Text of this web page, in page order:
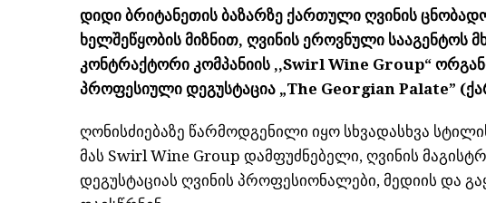
დიდი ბრიტანეთის ბაზარზე ქართული ღვინის
ხელშეწყობის მიზნით, ღვინის ეროვნული სააგენტოს
კონტრაქტორი კომპანიის ,,Swirl Wine Group“
პროფესიული დეგუსტაცია „The Georgian Palate”
ღონისძიებაზე წარმოდგენილი იყო სხვადასხვა
მას Swirl Wine Group დამფუძნებელი, ღვინის
დეგუსტაციას ღვინის პროფესიონალები, მედიის და